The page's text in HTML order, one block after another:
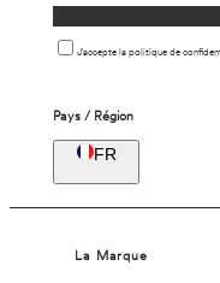
Pays / Région
FR
J'accepte la politique de
La Marque